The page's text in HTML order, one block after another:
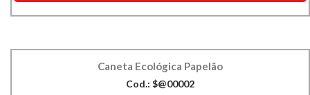
Caneta Ecológica Papelão
Cod.: $@00002